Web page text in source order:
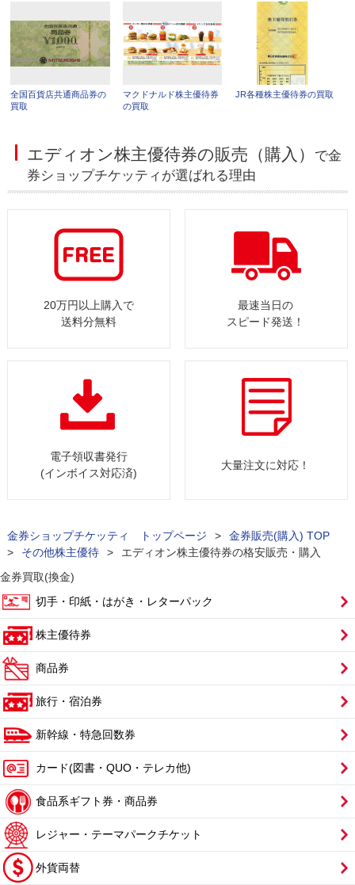
全国百貨店共通商品券の
買取
マクドナルド株主優待券
の買取
JR各種株主優待券の買取
エディオン株主優待券の販売（購入）
で金
券ショップチケッティが選ばれる理由
20万円以上購入で
送料分無料
最速当日の
スピード発送！
電子領収書発行
(インボイス対応済)
大量注文に対応！
金券ショップチケッティ トップページ >
金券販売(購入) TOP
>
その他株主優待 >
エディオン株主優待券の格安販売・購入
金券買取(換金)
切手・印紙・はがき・レターパック
株主優待券
商品券
旅行・宿泊券
新幹線・特急回数券
カード(図書・QUO・テレカ他)
食品系ギフト券・商品券
レジャー・テーマパークチケット
外貨両替